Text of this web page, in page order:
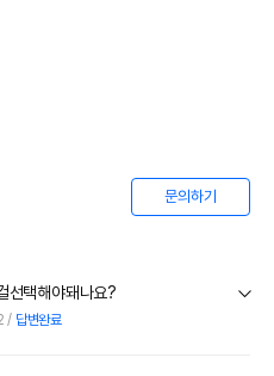
문의하기
선택해야돼나요?
답변완료